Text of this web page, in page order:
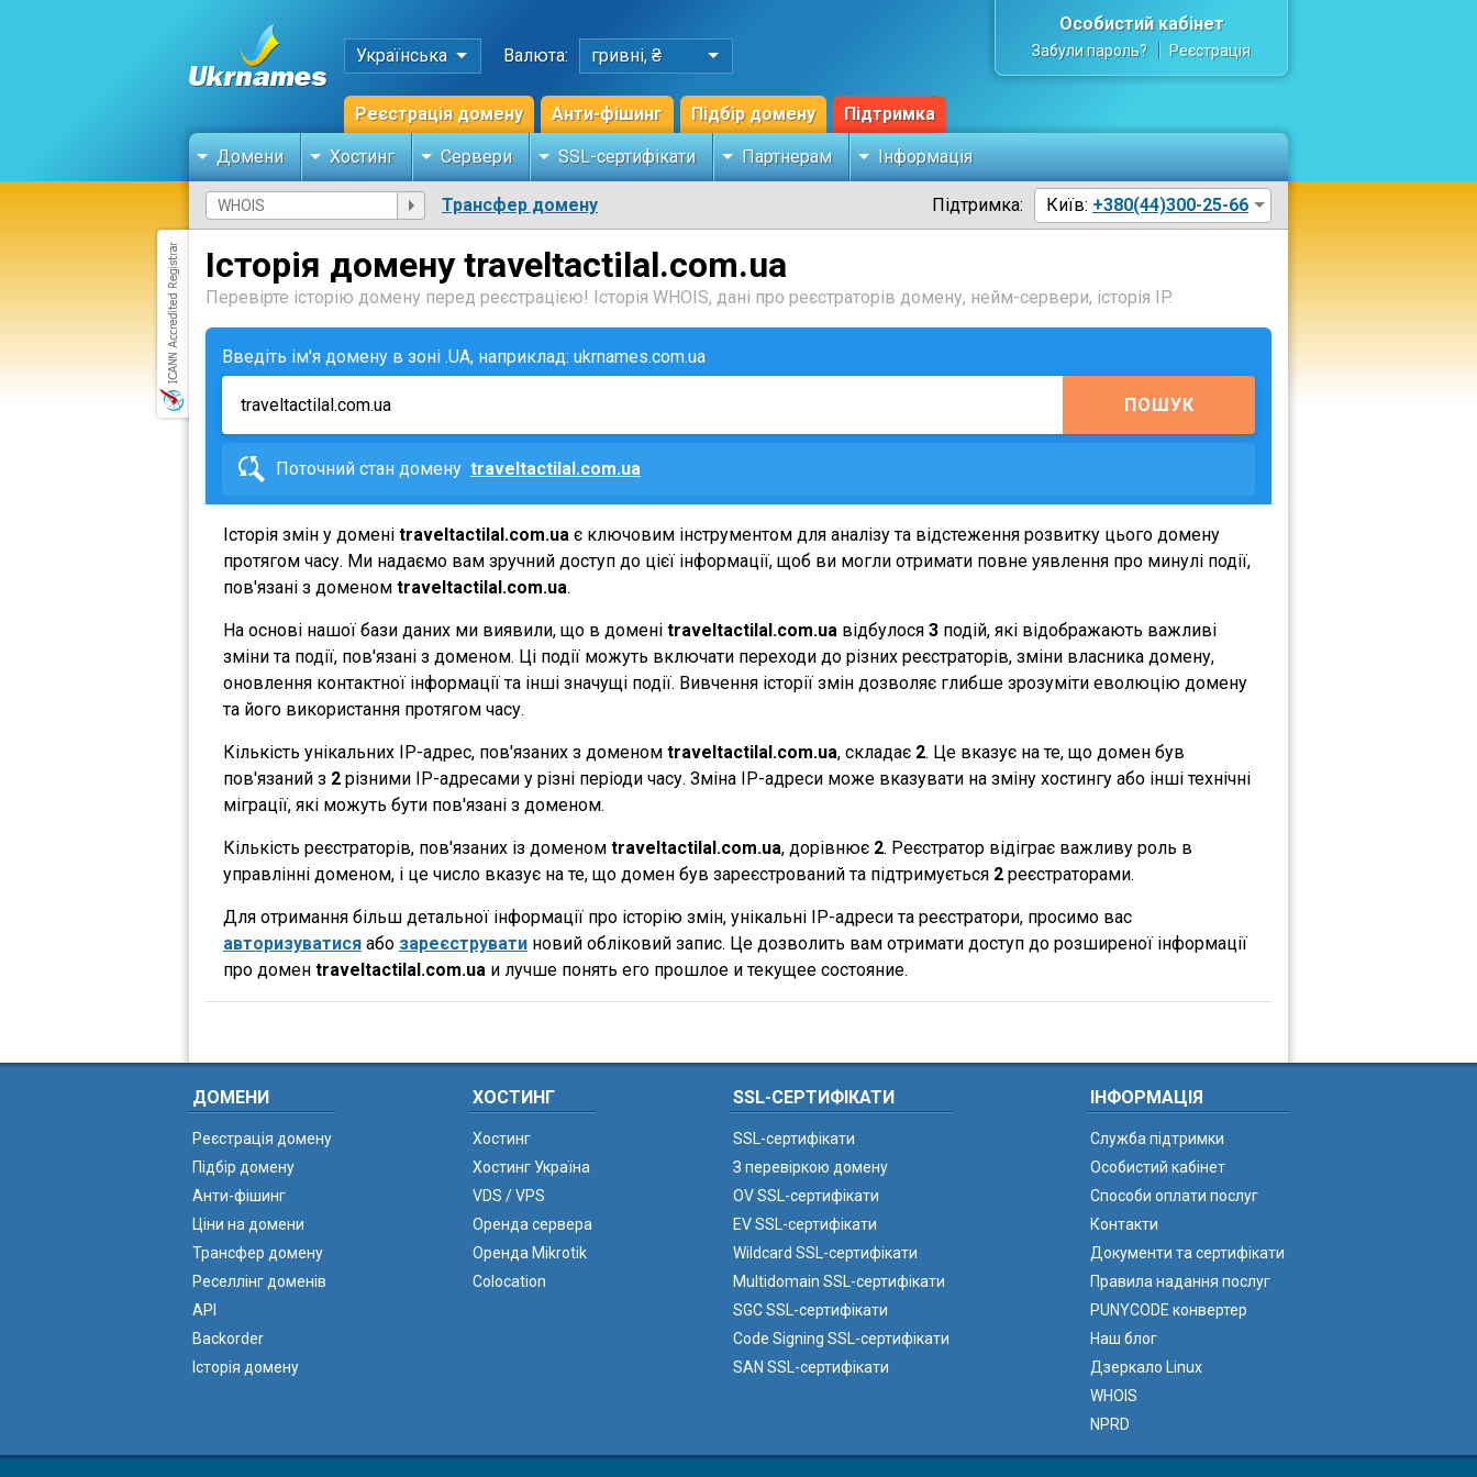
Українська Валюта: гривні, ₴
Реєстрація домену Анти-фішинг Підбір домену Підтримка
Особистий кабінет
Забули пароль? Реєстрація
Домени Хостинг Сервери SSL-сертифікати Партнерам Інформація
Трансфер домену Підтримка: Київ: +380(44)300-25-66
Історія домену traveltactilal.com.ua
Перевірте історію домену перед реєстрацією! Історія WHOIS, дані про реєстраторів домену, нейм-сервери, історія IP.
Введіть ім'я домену в зоні .UA, наприклад: ukrnames.com.ua
ПОШУК
Поточний стан домену traveltactilal.com.ua
Історія змін у домені traveltactilal.com.ua є ключовим інструментом для аналізу та відстеження розвитку цього домену
протягом часу. Ми надаємо вам зручний доступ до цієї інформації, щоб ви могли отримати повне уявлення про минулі події,
пов'язані з доменом traveltactilal.com.ua.
На основі нашої бази даних ми виявили, що в домені traveltactilal.com.ua відбулося 3 подій, які відображають важливі
зміни та події, пов'язані з доменом. Ці події можуть включати переходи до різних реєстраторів, зміни власника домену,
оновлення контактної інформації та інші значущі події. Вивчення історії змін дозволяє глибше зрозуміти еволюцію домену
та його використання протягом часу.
Кількість унікальних IP-адрес, пов'язаних з доменом traveltactilal.com.ua, складає 2. Це вказує на те, що домен був
пов'язаний з 2 різними IP-адресами у різні періоди часу. Зміна IP-адреси може вказувати на зміну хостингу або інші технічні
міграції, які можуть бути пов'язані з доменом.
Кількість реєстраторів, пов'язаних із доменом traveltactilal.com.ua, дорівнює 2. Реєстратор відіграє важливу роль в
управлінні доменом, і це число вказує на те, що домен був зареєстрований та підтримується 2 реєстраторами.
Для отримання більш детальної інформації про історію змін, унікальні IP-адреси та реєстратори, просимо вас
авторизуватися або зареєструвати новий обліковий запис. Це дозволить вам отримати доступ до розширеної інформації
про домен traveltactilal.com.ua и лучше понять его прошлое и текущее состояние.
ДОМЕНИ
Реєстрація домену
Підбір домену
Анти-фішинг
Ціни на домени
Трансфер домену
Реселлінг доменів
API
Backorder
Історія домену
ХОСТИНГ
Хостинг
Хостинг Україна
VDS / VPS
Оренда сервера
Оренда Mikrotik
Colocation
SSL-СЕРТИФІКАТИ
SSL-сертифікати
З перевіркою домену
OV SSL-сертифікати
EV SSL-сертифікати
Wildcard SSL-сертифікати
Multidomain SSL-сертифікати
SGC SSL-сертифікати
Code Signing SSL-сертифікати
SAN SSL-сертифікати
ІНФОРМАЦІЯ
Служба підтримки
Особистий кабінет
Способи оплати послуг
Контакти
Документи та сертифікати
Правила надання послуг
PUNYCODE конвертер
Наш блог
Дзеркало Linux
WHOIS
NPRD